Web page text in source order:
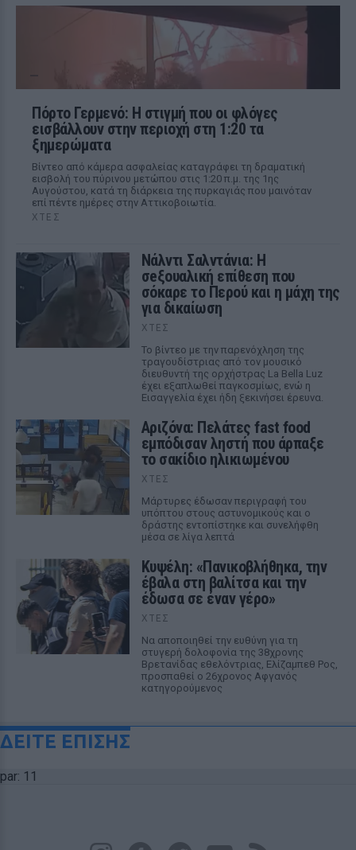
Πόρτο Γερμενό: Η στιγμή που οι φλόγες
εισβάλλουν στην περιοχή στη 1:20 τα
ξημερώματα
Βίντεο από κάμερα ασφαλείας καταγράφει τη δραματική
εισβολή του πύρινου μετώπου στις 1:20 π.μ. της 1ης
Αυγούστου, κατά τη διάρκεια της πυρκαγιάς που μαινόταν
επί πέντε ημέρες στην Αττικοβοιωτία.
ΧΤΕΣ
Νάλντι Σαλντάνια: Η
σeξουαλική επίθεση που
σόκαρε το Περού και η μάχη της
για δικαίωση
ΧΤΕΣ
Το βίντεο με την παρενόχληση της
τραγουδίστριας από τον μουσικό
διευθυντή της ορχήστρας La Bella Luz
έχει εξαπλωθεί παγκοσμίως, ενώ η
Εισαγγελία έχει ήδη ξεκινήσει έρευνα.
Αριζόνα: Πελάτες fast food
εμπόδισαν ληστή που άρπαξε
το σακίδιο ηλικιωμένου
ΧΤΕΣ
Μάρτυρες έδωσαν περιγραφή του
υπόπτου στους αστυνομικούς και ο
δράστης εντοπίστηκε και συνελήφθη
μέσα σε λίγα λεπτά
Κυψέλη: «Πανικοβλήθηκα, την
έβαλα στη βαλίτσα και την
έδωσα σε έναν γέρο»
ΧΤΕΣ
Να αποποιηθεί την ευθύνη για τη
στυγερή δολοφονία της 38χρονης
Βρετανίδας εθελόντριας, Ελίζαμπεθ Ρος,
προσπαθεί ο 26χρονος Αφγανός
κατηγορούμενος
ΔΕΙΤΕ ΕΠΙΣΗΣ
par: 11